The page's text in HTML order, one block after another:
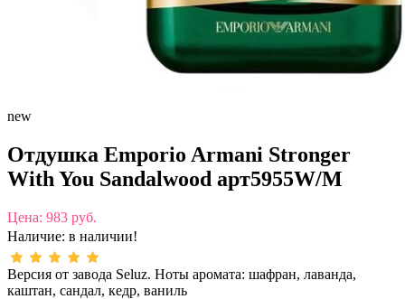
new
Отдушка Emporio Armani Stronger
With You Sandalwood арт5955W/M
Цена: 983 руб.
Наличие: в наличии!
Версия от завода Seluz. Ноты аромата: шафран, лаванда,
каштан, сандал, кедр, ваниль